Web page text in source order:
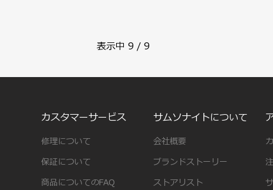
表示中 9 / 9
カスタマーサービス
修理について
保証について
商品についてのFAQ
サムソナイトについて
会社概要
ブランドストーリー
ストアリスト